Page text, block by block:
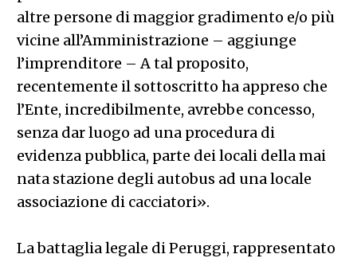
altre persone di maggior gradimento e/o più
vicine all’Amministrazione – aggiunge
l’imprenditore – A tal proposito,
recentemente il sottoscritto ha appreso che
l’Ente, incredibilmente, avrebbe concesso,
senza dar luogo ad una procedura di
evidenza pubblica, parte dei locali della mai
nata stazione degli autobus ad una locale
associazione di cacciatori».
La battaglia legale di Peruggi, rappresentato